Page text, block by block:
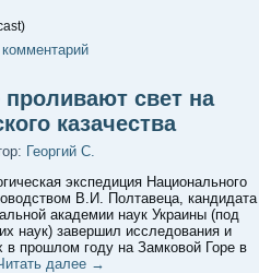
свет на
казачества
Георгий С.
экспедиция Национального
В.И. Полтавеца, кандидата
академии наук Украины (под
наук) завершил исследования и
в прошлом году на Замковой Горе в
далее →